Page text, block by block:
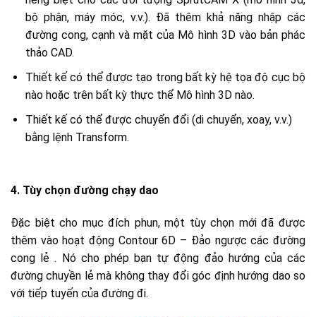
bộ phận, máy móc, v.v.). Đã thêm khả năng nhập các
đường cong, cạnh và mặt của Mô hình 3D vào bản phác
thảo CAD.
Thiết kế có thể được tạo trong bất kỳ hệ tọa độ cục bộ
nào hoặc trên bất kỳ thực thể Mô hình 3D nào.
Thiết kế có thể được chuyển đổi (di chuyển, xoay, v.v.)
bằng lệnh Transform.
4. Tùy chọn đường chạy dao
Đặc biệt cho mục đích phun, một tùy chọn mới đã được
thêm vào hoạt động Contour 6D – Đảo ngược các đường
cong lẻ . Nó cho phép bạn tự động đảo hướng của các
đường chuyền lẻ mà không thay đổi góc định hướng dao so
với tiếp tuyến của đường đi.